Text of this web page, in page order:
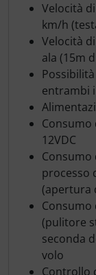
Velocità
km/h
Velocità
ala (15m
entrambi
Consumo
12VDC
Consumo
processo
(apertura
Consumo
(pulitore
seconda
volo
Controllo